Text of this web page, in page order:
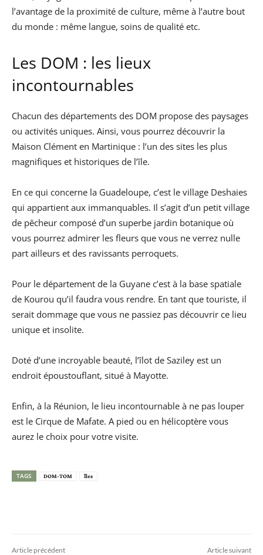
l’avantage de la proximité de culture, même à l’autre bout
du monde : même langue, soins de qualité etc.
Les DOM : les lieux
incontournables
Chacun des départements des DOM propose des paysages
ou activités uniques. Ainsi, vous pourrez découvrir la
Maison Clément en Martinique : l’un des sites les plus
magnifiques et historiques de l’île.
En ce qui concerne la Guadeloupe, c’est le village Deshaies
qui appartient aux immanquables. Il s’agit d’un petit village
de pêcheur composé d’un superbe jardin botanique où
vous pourrez admirer les fleurs que vous ne verrez nulle
part ailleurs et des ravissants perroquets.
Pour le département de la Guyane c’est à la base spatiale
de Kourou qu’il faudra vous rendre. En tant que touriste, il
serait dommage que vous ne passiez pas découvrir ce lieu
unique et insolite.
Doté d’une incroyable beauté, l’îlot de Saziley est un
endroit époustouflant, situé à Mayotte.
Enfin, à la Réunion, le lieu incontournable à ne pas louper
est le Cirque de Mafate. A pied ou en hélicoptère vous
aurez le choix pour votre visite.
TAGS DOM-TOM Îles
Article précédent Article suivant